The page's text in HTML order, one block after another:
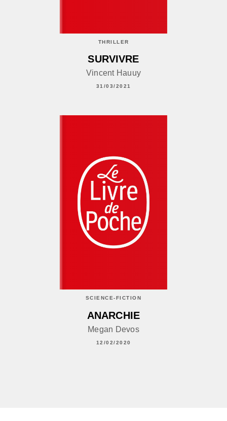
THRILLER
SURVIVRE
Vincent Hauuy
31/03/2021
SCIENCE-FICTION
ANARCHIE
Megan Devos
12/02/2020